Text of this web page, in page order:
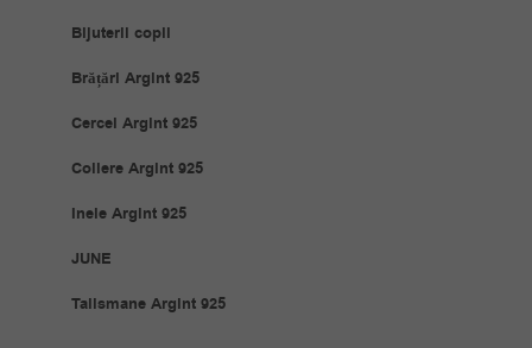
Bijuterii copii
Brățări Argint 925
Cercei Argint 925
Coliere Argint 925
Inele Argint 925
JUNE
Talismane Argint 925